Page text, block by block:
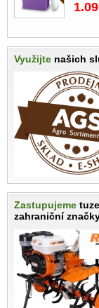
Využijte našich
Zastupujeme
zahraniční